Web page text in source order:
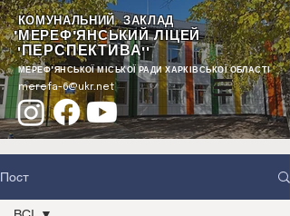
КОМУНАЛЬНИЙ ЗАКЛАД
"МЕРЕФ'ЯНСЬКИЙ ЛІЦЕЙ
"ПЕРСПЕКТИВА""
МЕРЕФ'ЯНСЬКОЇ МІСЬКОЇ РАДИ ХАРКІВСЬКОЇ ОБЛАСТІ
merefa-6@ukr.net
Пост